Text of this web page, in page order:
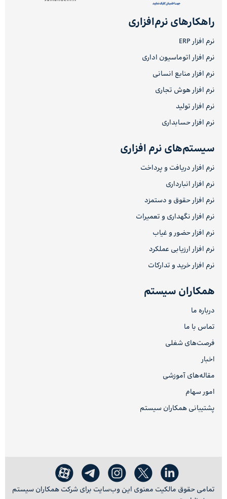
راهکارهای نرم‌افزاری
نرم افزار ERP
نرم افزار اتوماسیون اداری
نرم افزار منابع انسانی
نرم افزار هوش تجاری
نرم افزار تولید
نرم افزار حسابداری
سیستم‌های نرم افزاری
نرم افزار دریافت و پرداخت
نرم افزار انبارداری
نرم افزار حقوق و دستمزد
نرم افزار نگهداری و تعمیرات
نرم افزار حضور و غیاب
نرم افزار ارزیابی عملکرد
نرم افزار خرید و تدارکات
همکاران سیستم
درباره ما
تماس با ما
فرصت‌های شغلی
اخبار
مقاله‌های آموزشی
امور سهام
پشتیبانی همکاران سیستم
تمامی حقوق مالکیت معنوی این وب‌سایت برای شرکت همکاران سیستم